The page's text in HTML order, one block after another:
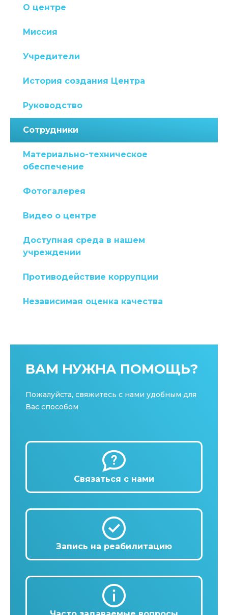
О центре
Миссия
Учредители
История создания Центра
Руководство
Сотрудники
Материально-техническое
обеспечение
Фотогалерея
Видео о центре
Доступная среда в нашем
учреждении
Противодействие коррупции
Независимая оценка качества
ВАМ НУЖНА ПОМОЩЬ?
Пожалуйста, свяжитесь с нами удобным для
Вас способом
Связаться с нами
Запись на реабилитацию